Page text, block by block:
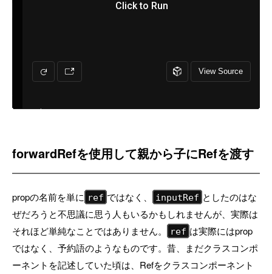
forwardRefを使用して親から子にRefを渡す
propの名前を単に ref ではなく、 inputRef としたのはな
ぜだろうと不思議に思う人もいるかもしれませんが、実際は
それほど単純なことではありません。
ref は実際にはprop
ではなく、予約語のようなものです。昔、まだクラスコンポ
ーネントを記述していた頃は、Refをクラスコンポーネント